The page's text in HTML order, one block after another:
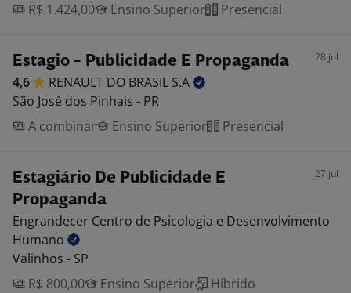
R$ 1.424,00
Ensino Superior Presencial
Estagio - Publicidade E Propaganda 28 jul
4,6 RENAULT DO BRASIL S.A
São José dos Pinhais - PR
A combinar
Ensino Superior Presencial
Estagiário De Publicidade E
Propaganda
27 jul
Engrandecer Centro de Psicologia e Desenvolvimento
Humano
Valinhos - SP
R$ 800,00
Ensino Superior Híbrido